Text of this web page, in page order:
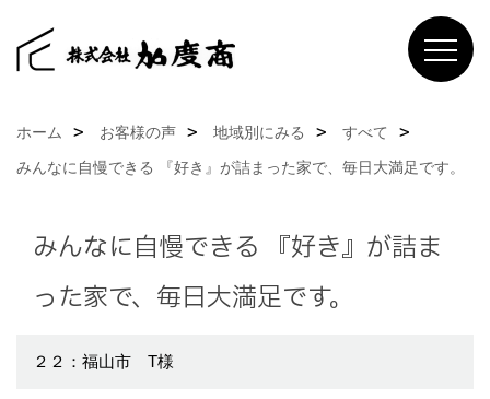
ホーム お客様の声 地域別にみる
すべて
みんなに自慢できる 『好き』が詰まった家で、毎日大満足です。
みんなに自慢できる 『好き』が詰ま
った家で、毎日大満足です。
２２：福山市 T様